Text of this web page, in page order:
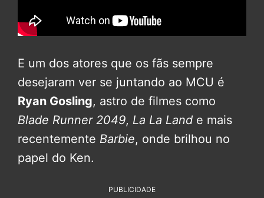
E um dos atores que os fãs sempre
desejaram ver se juntando ao MCU é
Ryan Gosling, astro de filmes como
Blade Runner 2049, La La Land e mais
recentemente Barbie, onde brilhou no
papel do Ken.
PUBLICIDADE